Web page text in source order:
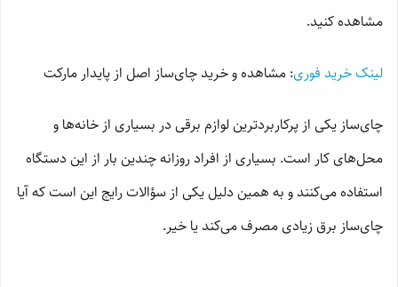
مشاهده کنید.
لینک خرید فوری: مشاهده و خرید چای‌ساز اصل از پایدار مارکت
چای‌ساز یکی از پرکاربردترین لوازم برقی در بسیاری از خانه‌ها و
محل‌های کار است. بسیاری از افراد روزانه چندین بار از این دستگاه
استفاده می‌کنند و به همین دلیل یکی از سؤالات رایج این است که آیا
چای‌ساز برق زیادی مصرف می‌کند یا خیر.